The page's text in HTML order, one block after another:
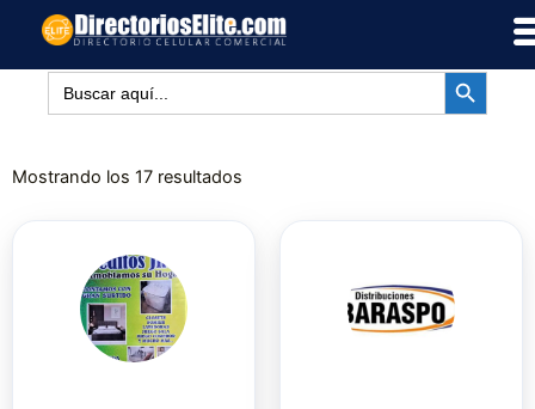
contenido
Buscar: BOTÓN DE
Mostrando los 17 resultados